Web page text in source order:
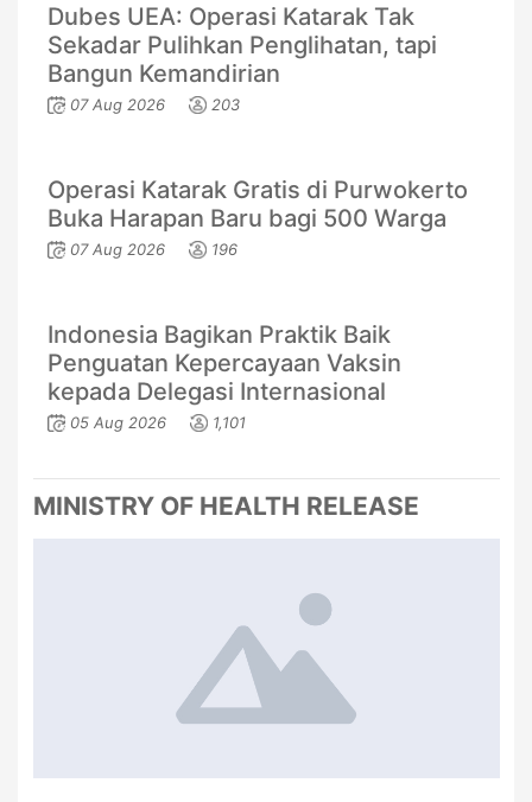
Dubes UEA: Operasi Katarak Tak
Sekadar Pulihkan Penglihatan, tapi
Bangun Kemandirian
07 Aug 2026 203
Operasi Katarak Gratis di Purwokerto
Buka Harapan Baru bagi 500 Warga
07 Aug 2026 196
Indonesia Bagikan Praktik Baik
Penguatan Kepercayaan Vaksin
kepada Delegasi Internasional
05 Aug 2026 1,101
MINISTRY OF HEALTH RELEASE